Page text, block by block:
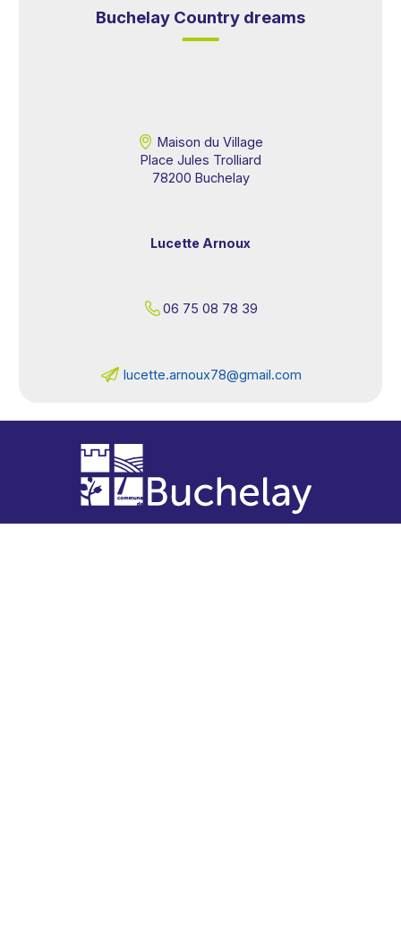
Buchelay Country dreams
Maison du Village
Place Jules Trolliard
78200 Buchelay
Lucette Arnoux
06 75 08 78 39
lucette.moc.liamg@87xuonra